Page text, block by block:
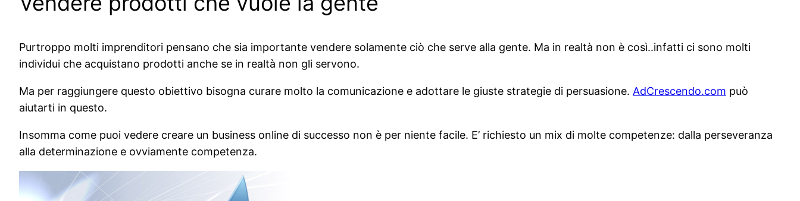
Purtroppo molti imprenditori pensano che sia importante vendere solamente ciò che serve alla gente. Ma in realtà non è così..infatti ci sono molti
individui che acquistano prodotti anche se in realtà non gli servono.
Ma per raggiungere questo obiettivo bisogna curare molto la comunicazione e adottare le giuste strategie di persuasione. AdCrescendo.com può
aiutarti in questo.
Insomma come puoi vedere creare un business online di successo non è per niente facile. E’ richiesto un mix di molte competenze: dalla perseveranza
alla determinazione e ovviamente competenza.